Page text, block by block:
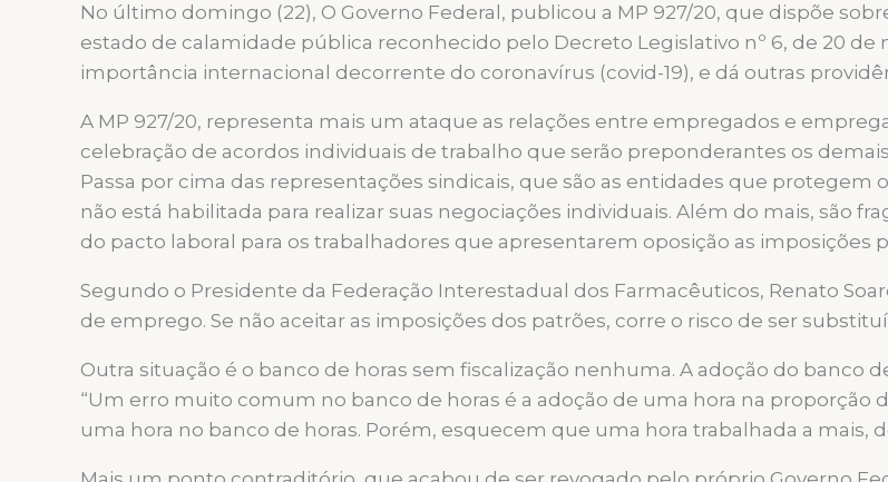
No último domingo (22), O Governo Federal, publicou a MP 927/20, que dispõe
estado de calamidade pública reconhecido pelo Decreto Legislativo nº 6, de 20
importância internacional decorrente do coronavírus (covid-19), e dá outras
A MP 927/20, representa mais um ataque as relações entre empregados e
celebração de acordos individuais de trabalho que serão preponderantes os
Passa por cima das representações sindicais, que são as entidades que protegem
não está habilitada para realizar suas negociações individuais. Além do mais, são
do pacto laboral para os trabalhadores que apresentarem oposição as imposições
Segundo o Presidente da Federação Interestadual dos Farmacêuticos, Renato
de emprego. Se não aceitar as imposições dos patrões, corre o risco de ser
Outra situação é o banco de horas sem fiscalização nenhuma. A adoção do banco
“Um erro muito comum no banco de horas é a adoção de uma hora na proporção
uma hora no banco de horas. Porém, esquecem que uma hora trabalhada a mais,